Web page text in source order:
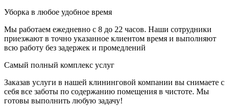
Уборка в любое удобное время
Мы работаем ежедневно с 8 до 22 часов. Наши сотрудники
приезжают в точно указанное клиентом время и выполняют
всю работу без задержек и промедлений
Самый полный комплекс услуг
Заказав услуги в нашей клининговой компании вы снимаете с
себя все заботы по содержанию помещения в чистоте. Мы
готовы выполнить любую задачу!